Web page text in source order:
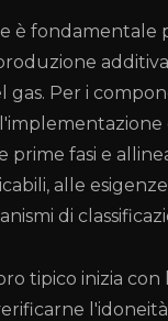
è fondamentale
Per i
prime fasi e
alle
di
tipico inizia